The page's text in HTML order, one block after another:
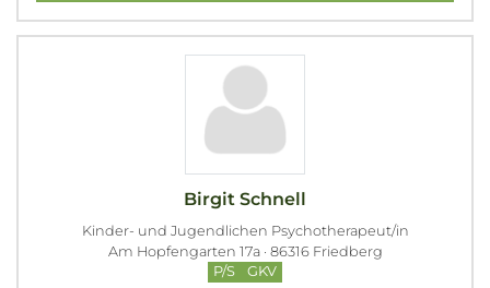
Birgit Schnell
Kinder- und Jugendlichen Psychotherapeut/in
Am Hopfengarten 17a · 86316 Friedberg
P/S
GKV